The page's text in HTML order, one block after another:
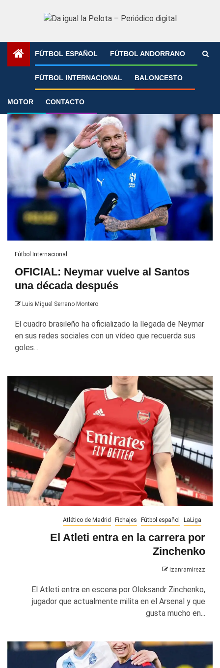
FÚTBOL ESPAÑOL FÚTBOL ANDORRANO
FÚTBOL INTERNACIONAL BALONCESTO
MOTOR CONTACTO
»
Fichajes
Fútbol Internacional
OFICIAL: Neymar vuelve al Santos
una década después
Luis Miguel Serrano Montero
El cuadro brasileño ha oficializado la llegada de Neymar
en sus redes sociales con un vídeo que recuerda sus
goles...
Atlético de Madrid Fichajes Fútbol español LaLiga
El Atleti entra en la carrera por
Zinchenko
izanramirezz
El Atleti entra en escena por Oleksandr Zinchenko,
jugador que actualmente milita en el Arsenal y que
gusta mucho en...